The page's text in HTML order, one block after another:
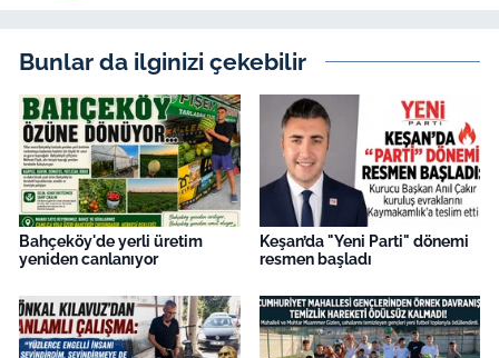
Bunlar da ilginizi çekebilir
Bahçeköy'de yerli üretim
yeniden canlanıyor
Keşan’da "Yeni Parti" dönemi
resmen başladı